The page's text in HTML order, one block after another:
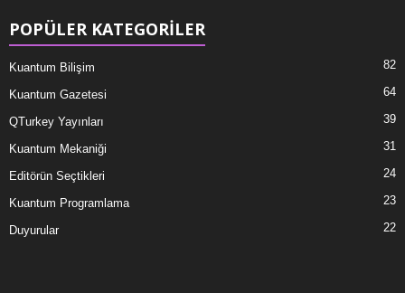
POPÜLER KATEGORİLER
Kuantum Bilişim 82
Kuantum Gazetesi 64
QTurkey Yayınları 39
Kuantum Mekaniği 31
Editörün Seçtikleri 24
Kuantum Programlama 23
Duyurular 22